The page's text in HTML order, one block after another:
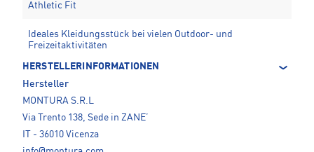
Athletic Fit
Ideales Kleidungsstück bei vielen Outdoor- und
Freizeitaktivitäten
HERSTELLERINFORMATIONEN
Hersteller
MONTURA S.R.L
Via Trento 138, Sede in ZANE’
IT - 36010 Vicenza